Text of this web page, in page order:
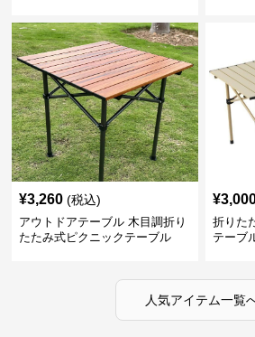
¥3,260 (税込)
アウトドアテーブル 木目調折り
たたみ式ピクニックテーブル
¥
折りた
テーブ
人気アイテム一覧